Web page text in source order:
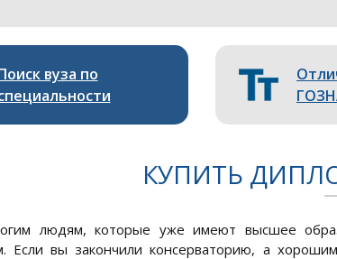
вуза по
КУПИТЬ
людям, которые уже имеют высшее
Если вы закончили консерваторию, а